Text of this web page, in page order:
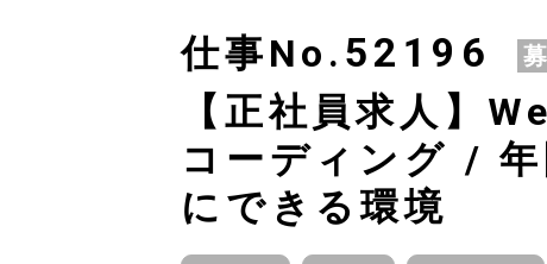
仕事No. 52196
【正社員求人】
コーディング /
にできる環境